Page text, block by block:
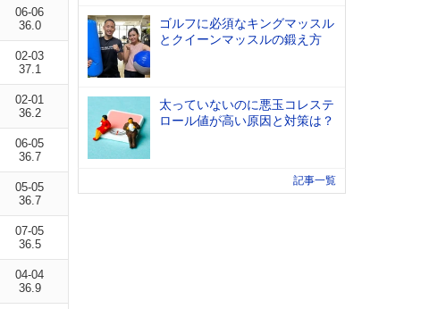
06-06
36.0
02-03
37.1
02-01
36.2
06-05
36.7
05-05
36.7
07-05
36.5
04-04
36.9
ゴルフに必須なキングマッスル
とクイーンマッスルの鍛え方
太っていないのに悪玉コレステ
ロール値が高い原因と対策は？
記事一覧